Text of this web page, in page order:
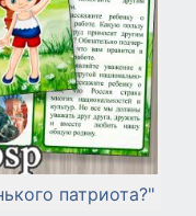
патриота?"